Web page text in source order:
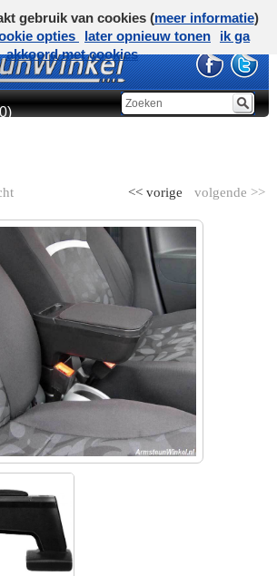
volgende >>
<< vorige
gebruik van cookies (meer informatie)
opties
later opnieuw tonen
ik ga
akkoord met cookies